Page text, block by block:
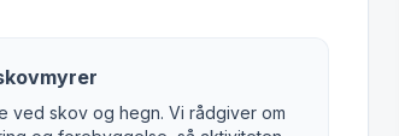
ved skov og hegn. Vi rådgiver om